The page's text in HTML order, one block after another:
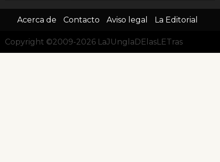
Acerca de Contacto Aviso legal La Editorial
Copyright ©2009-2026 LaJUnglaDElasLETras